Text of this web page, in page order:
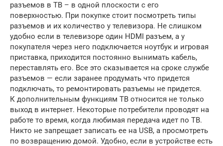
разъемов в ТВ – в одной плоскости с его
поверхностью. При покупке стоит посмотреть типы
разъемов и их количество у телевизора. Не слишком
удобно если в телевизоре один HDMI разъем, а у
покупателя через него подключается ноутбук и игровая
приставка, приходится постоянно вынимать кабель,
переставлять его. Все это сказывается на сроке службе
разъемов — если заранее продумать что придется
подключать, то ремонтировать разъемы не придется.
К дополнительным функциям ТВ относится не только
выход в интернет. Некоторые потребители проводят на
работе то время, когда любимая передача идет по ТВ.
Никто не запрещает записать ее на USB, а просмотреть
по возвращению домой. Удобно, если в устройстве есть